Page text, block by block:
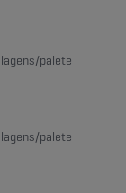
palete
palete